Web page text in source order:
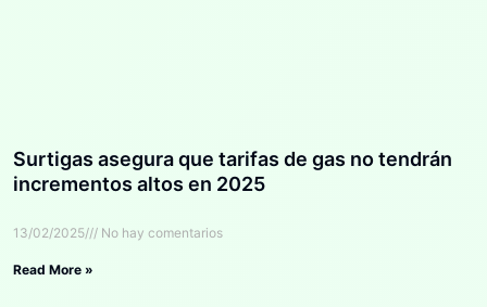
Surtigas asegura que tarifas de gas no tendrán
incrementos altos en 2025
13/02/2025 No hay comentarios
Read More »